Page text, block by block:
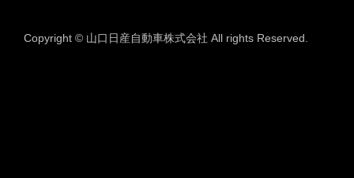
Copyright © 山口日産自動車株式会社 All rights Reserved.